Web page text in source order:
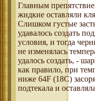
Главным
жидкие оставляли
Слишком густые
удавалось создать
условия, и тогда
не изменялась
удалось создать, -
как правило, при
ниже 64F (18С)
подтекала и